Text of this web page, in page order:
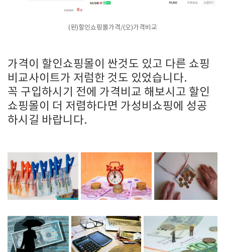
(왼)할인쇼핑몰가격/(오)가격비교
가격이 할인쇼핑몰이 싼것도 있고 다른 쇼핑
비교사이트가 저럼한 것도 있었습니다.
꼭 구입하시기 전에 가격비교 해보시고 할인
쇼핑몰이 더 저렴하다면 가성비쇼핑에 성공
하시길 바랍니다.